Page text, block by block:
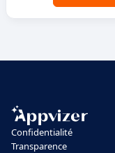
Confidentialité
Transparence